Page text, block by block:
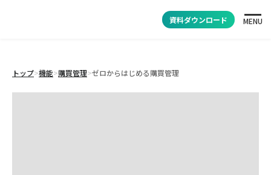
資料ダウンロード MENU
トップ>機能>購買管理>ゼロからはじめる購買管理